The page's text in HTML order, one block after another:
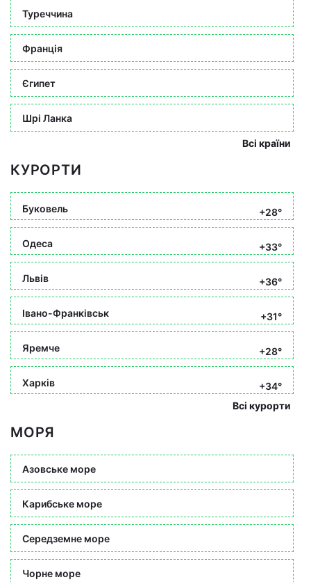
Туреччина
Франція
Єгипет
Шрі Ланка
Всі країни
КУРОРТИ
Буковель +28°
Одеса +33°
Львів +36°
Івано-Франківськ +31°
Яремче +28°
Харків
+34°
Всі курорти
МОРЯ
Азовське море
Карибське море
Середземне море
Чорне море